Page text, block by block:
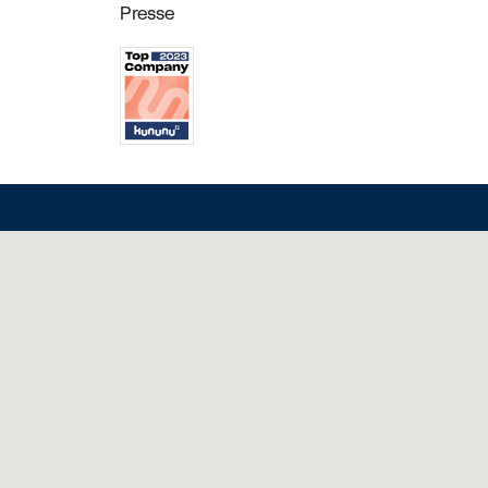
Presse